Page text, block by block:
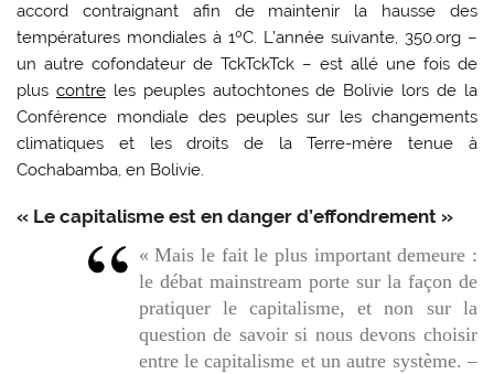
accord contraignant afin de maintenir la hausse des
températures mondiales à 1ºC. L’année suivante, 350.org –
un autre cofondateur de TckTckTck – est allé une fois de
pluscontre les peuples autochtones de Bolivie lors de la
Conférence mondiale des peuples sur les changements
climatiques et les droits de la Terre-mère tenue à
Cochabamba, en Bolivie.
« Le capitalisme est en danger d’effondrement »
« Mais le fait le plus important demeure :
le débat mainstream porte sur la façon de
pratiquer le capitalisme, et non sur la
question de savoir si nous devons choisir
entre le capitalisme et un autre système. –